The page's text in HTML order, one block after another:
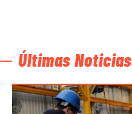
Últimas Noticias